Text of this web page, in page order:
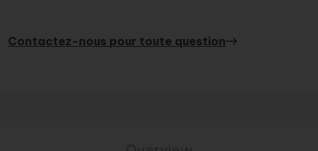
Contactez-nous pour toute question